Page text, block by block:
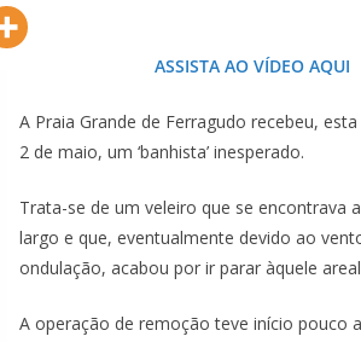
ASSISTA AO VÍDEO AQUI
A Praia Grande de Ferragudo recebeu,
2 de maio, um ‘banhista’ inesperado.
Trata-se de um veleiro que se encontrava
largo e que, eventualmente devido ao
ondulação, acabou por ir parar àquele
A operação de remoção teve início pouco